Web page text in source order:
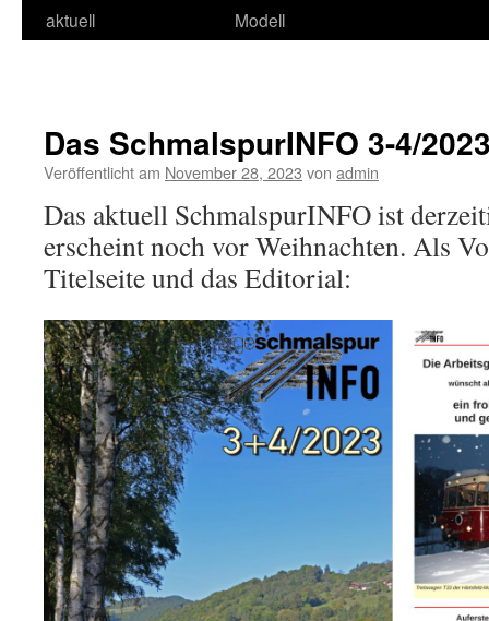
aktuell
Modell
Das SchmalspurINFO 3-4/
Veröffentlicht am November 28, 2023 von admin
Das aktuell SchmalspurINFO ist
erscheint noch vor Weihnachten. Als
Titelseite und das Editorial: